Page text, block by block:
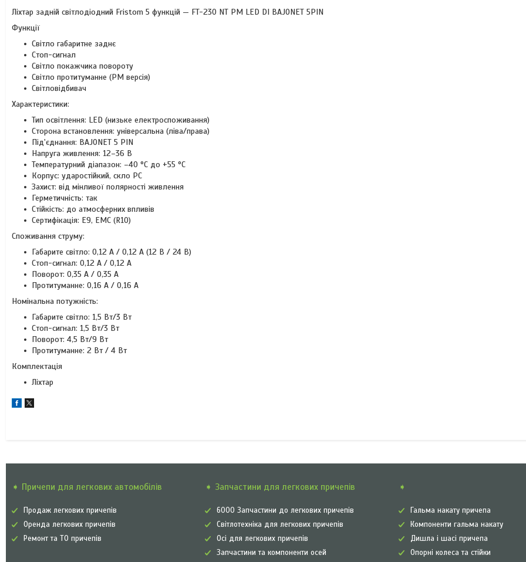
Ліхтар задній світлодіодний Fristom 5 функцій — FT-230 NT PM LED DI BAJONET 5PIN
Функції
Світло габаритне заднє
Стоп-сигнал
Світло покажчика повороту
Світло протитуманне (PM версія)
Світловідбивач
Характеристики:
Тип освітлення: LED (низьке електроспоживання)
Сторона встановлення: універсальна (ліва/права)
Під'єднання: BAJONET 5 PIN
Напруга живлення: 12–36 В
Температурний діапазон: –40 °C до +55 °C
Корпус: ударостійкий, скло PC
Захист: від мінливої полярності живлення
Герметичність: так
Стійкість: до атмосферних впливів
Сертифікація: E9, EMC (R10)
Споживання струму:
Габарите світло: 0,12 A / 0,12 A (12 В / 24 В)
Стоп-сигнал: 0,12 A / 0,12 A
Поворот: 0,35 A / 0,35 A
Протитуманне: 0,16 A / 0,16 A
Номінальна потужність:
Габарите світло: 1,5 Вт/3 Вт
Стоп-сигнал: 1,5 Вт/3 Вт
Поворот: 4,5 Вт/9 Вт
Протитуманне: 2 Вт / 4 Вт
Комплектація
Ліхтар
➧ Причепи для легкових автомобілів
Продаж легкових причепів
Оренда легкових причепів
Ремонт та ТО причепів
➧ Запчастини для легкових причепів
6000 Запчастини до легкових причепів
Світлотехніка для легкових причепів
Осі для легкових причепів
Запчастини та компоненти осей
➧
Гальма накату причепа
Компоненти гальма накату
Дишла і шасі причепа
Опорні колеса та стійки